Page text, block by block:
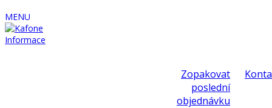
MENU
Informace
Zopakovat
poslední
objednávku